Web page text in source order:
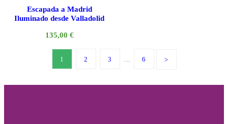
Escapada a Madrid
Iluminado desde Valladolid
135,00 €
1 2 3 … 6